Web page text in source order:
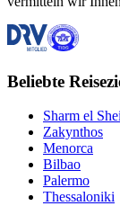
Beliebte
Sharm el
Zakynthos
Menorca
Bilbao
Palermo
Thessaloniki